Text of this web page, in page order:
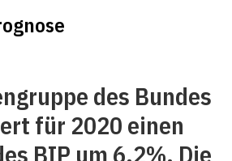
des Bundes
für 2020 einen
BIP um 6,2%. Die